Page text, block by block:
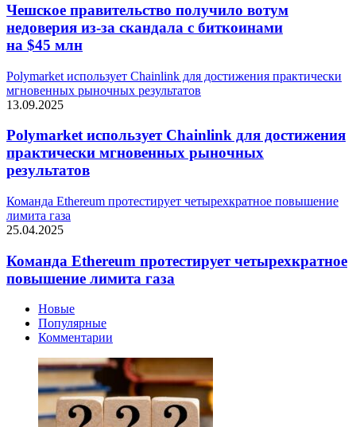
Чешское правительство получило вотум
недоверия из-за скандала с биткоинами
на $45 млн
Polymarket использует Chainlink для достижения практически
мгновенных рыночных результатов
13.09.2025
Polymarket использует Chainlink для достижения
практически мгновенных рыночных
результатов
Команда Ethereum протестирует четырехкратное повышение
лимита газа
25.04.2025
Команда Ethereum протестирует четырехкратное
повышение лимита газа
Новые
Популярные
Комментарии